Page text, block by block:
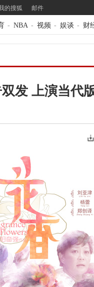
的搜狐 邮件
- NBA - 视频 - 娱谈 - 财
发 上演当代